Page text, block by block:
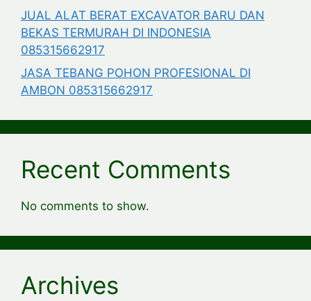
JUAL ALAT BERAT EXCAVATOR BARU DAN
BEKAS TERMURAH DI INDONESIA
085315662917
JASA TEBANG POHON PROFESIONAL DI
AMBON 085315662917
Recent Comments
No comments to show.
Archives